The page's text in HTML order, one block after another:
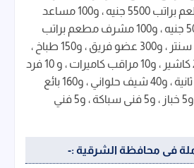
تتمثل في 40 مدير مطعم براتب 5500 جنيه ، و100 مساعد
مدير مطعم براتب 5000 جنيه ، و100 مشرف مطعم براتب
6000 جنيه ، و300 كول سنتر ، و300 عضو فريق ، و150 طباخ ،
و30 خدمة عملاء ، و20 كاشير ، و10 مراقب كاميرات ، و 10 فرد
أمن ، و 25 سائق درجة ثانية ، و40 شيف حلواني ، و160 بائع
بقسم بسوبر ماركت ، و5 خباز ، و5 فنى سباكة ، و5 فني
فى محافظة الشرقية :-